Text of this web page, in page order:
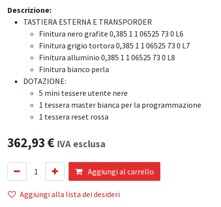
Descrizione:
TASTIERA ESTERNA E TRANSPORDER
Finitura nero grafite 0,385 1 1 06525 73 0 L6
Finitura grigio tortora 0,385 1 1 06525 73 0 L7
Finitura alluminio 0,385 1 1 06525 73 0 L8
Finitura bianco perla
DOTAZIONE:
5 mini tessere utente nere
1 tessera master bianca per la programmazione
1 tessera reset rossa
362,93€ IVA esclusa
Aggiungi al carrello
Aggiungi alla lista dei desideri